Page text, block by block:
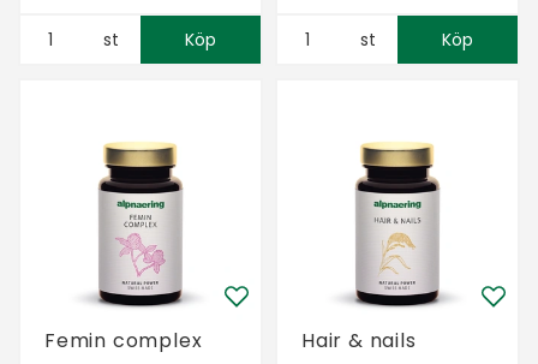
st Köp st Köp
Femin complex Hair & nails